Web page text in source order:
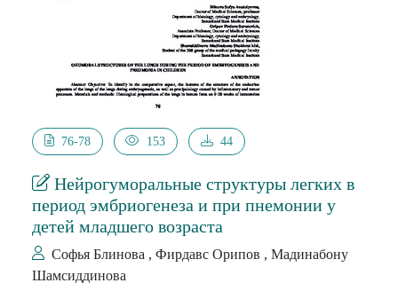
76-78 153 44
Нейрогуморальные структуры легких в
период эмбриогенеза и при пнемонии у
детей младшего возраста
Софья Блинова , Фирдавс Орипов , Мадинабону
Шамсиддинова